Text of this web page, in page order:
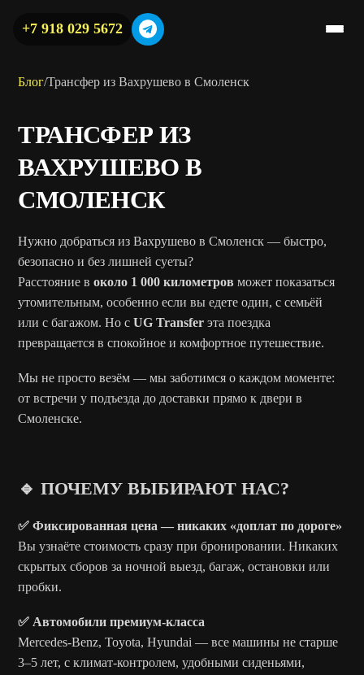
+7 918 029 5672
Блог/Трансфер из Вахрушево в Смоленск
ТРАНСФЕР ИЗ
ВАХРУШЕВО В
СМОЛЕНСК
Нужно добраться из Вахрушево в Смоленск — быстро,
безопасно и без лишней суеты?
Расстояние воколо 1 000 километров может показаться
утомительным, особенно если вы едете один, с семьёй
или с багажом. Но сUG Transfer эта поездка
превращается в спокойное и комфортное путешествие.
Мы не просто везём — мы заботимся о каждом моменте:
от встречи у подъезда до доставки прямо к двери в
Смоленске.
🔹 ПОЧЕМУ ВЫБИРАЮТ НАС?
✅ Фиксированная цена — никаких «доплат по дороге»
Вы узнаёте стоимость сразу при бронировании. Никаких
скрытых сборов за ночной выезд, багаж, остановки или
пробки.
✅ Автомобили премиум-класса
Mercedes-Benz, Toyota, Hyundai — все машины не старше
3–5 лет, с климат-контролем, удобными сиденьями,